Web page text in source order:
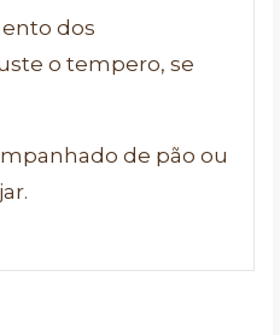
dos
o tempero, se
de pão ou